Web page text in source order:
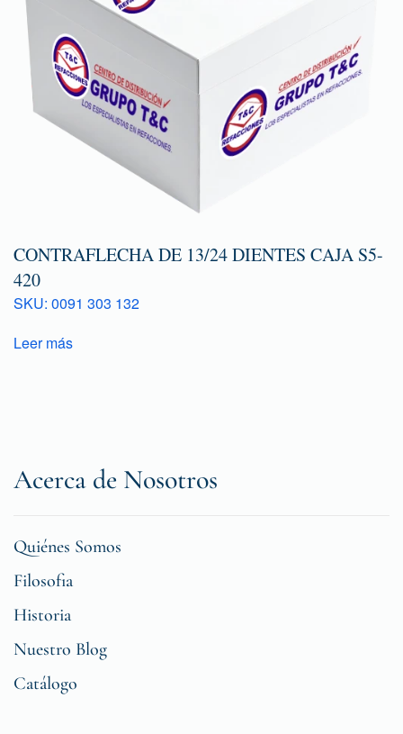
CONTRAFLECHA DE 13/24 DIENTES CAJA S5-
420
SKU: 0091 303 132
Leer más
Acerca de Nosotros
Quiénes Somos
Filosofia
Historia
Nuestro Blog
Catálogo